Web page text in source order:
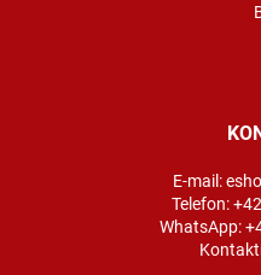
E-mail:
Telefon:
WhatsApp: